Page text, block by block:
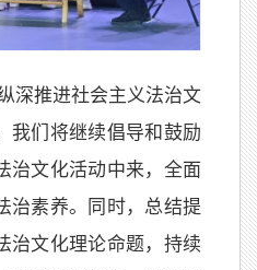
深推进社会主义法治文
我们将继续倡导和鼓励
治文化活动中来，全面
治素养。同时，总结提
治文化理论命题，持续